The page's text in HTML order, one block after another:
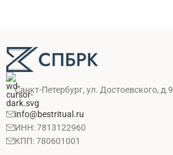
Санкт-Петербург, ул. Достоевского, д.9
info@bestritual.ru
ИНН: 7813122960
КПП: 780601001